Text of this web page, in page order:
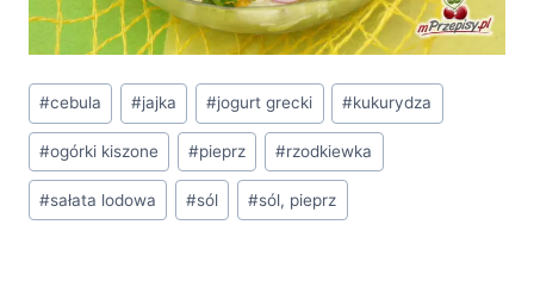
Tagi
wpisu:
#cebula #jajka #jogurt grecki #kukurydza
#ogórki kiszone #pieprz #rzodkiewka
#sałata lodowa #sól #sól, pieprz